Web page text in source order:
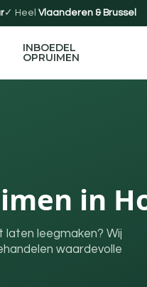
✓ Heel Vlaanderen & Brussel
INBOEDEL
OPRUIMEN
in
laten leegmaken? Wij
waardevolle